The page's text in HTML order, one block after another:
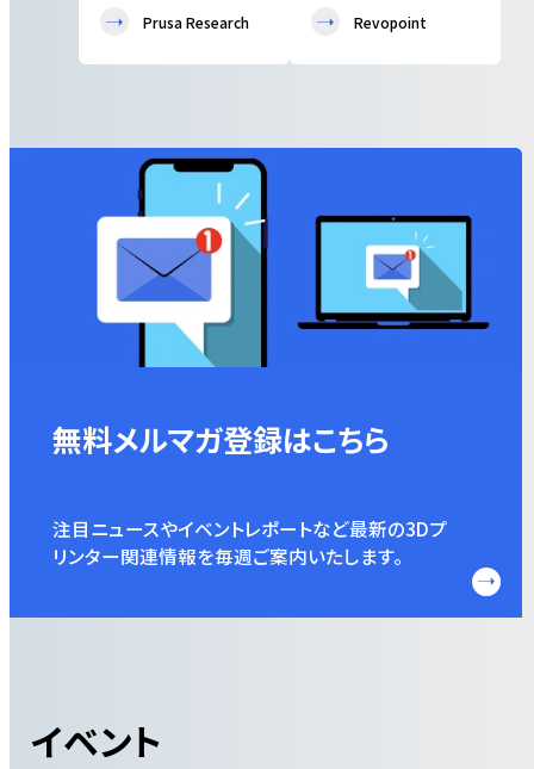
Prusa Research Revopoint
無料メルマガ登録はこちら
注目ニュースやイベントレポートなど最新の3Dプ
リンター関連情報を毎週ご案内いたします。
イベント